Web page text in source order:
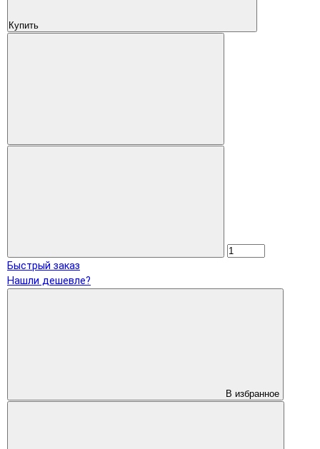
Купить
Быстрый заказ
Нашли дешевле?
В избранное